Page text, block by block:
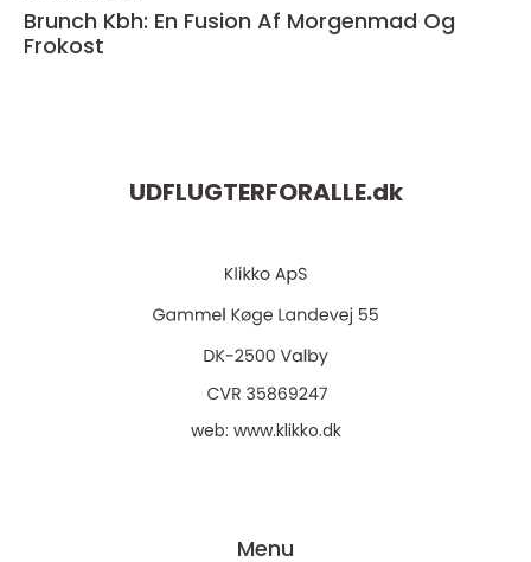
Brunch Kbh: En Fusion Af Morgenmad Og
Frokost
UDFLUGTERFORALLE.dk
web: www.klikko.dk
Menu